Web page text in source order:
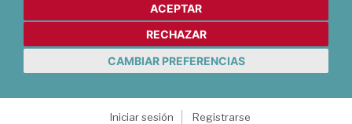
ACEPTAR
RECHAZAR
CAMBIAR PREFERENCIAS
Iniciar sesión
Registrarse